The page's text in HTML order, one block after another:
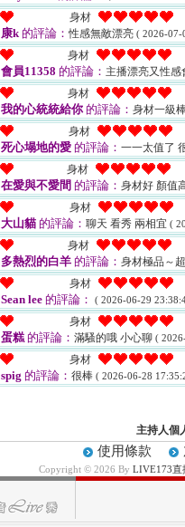
身材
康k的評論：性感無敵漂亮 ( 2026-07-
身材
會員11358 的評論： 主播漂亮又性
身材
我的心統統給你的評論： 身材一級
身材
死心塌地的愛 的評論： 一一太值了
身材
在愛與不愛間 的評論： 身材好 顏值
身材
大山貓 的評論： 聊天 看秀 兩相宜 (
身材
多熱烈的白羊 的評論： 身材極品～
身材
Sean lee 的評論： ( 2026-06-29
身材
蛋糕 的評論： 滿騷的哦 小心聊 (
身材
spig 的評論： 很棒 ( 2026-06-28
主持人個
使用條款
Copyright © 2026 By LIVE173直